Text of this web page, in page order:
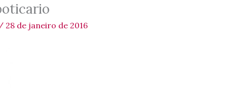
/ 28 de janeiro de 2016